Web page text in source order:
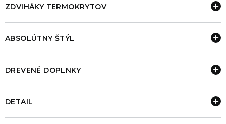
ZDVIHÁKY TERMOKRYTOV
ABSOLÚTNY ŠTÝL
DREVENÉ DOPLNKY
DETAIL